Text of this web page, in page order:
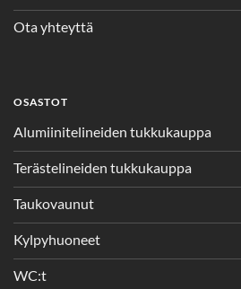
Ota yhteyttä
OSASTOT
Alumiinitelineiden tukkukauppa
Terästelineiden tukkukauppa
Taukovaunut
Kylpyhuoneet
WC:t